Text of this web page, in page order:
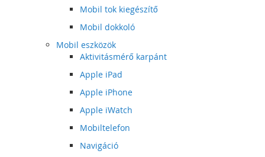
Mobil tok kiegészítő
Mobil dokkoló
Mobil eszközök
Aktivitásmérő karpánt
Apple iPad
Apple iPhone
Apple iWatch
Mobiltelefon
Navigáció